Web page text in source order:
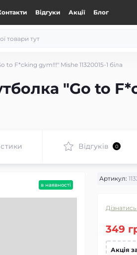
Відгуки Акції Блог
to F*cking gym!!!" Mishe 11320015-1 біла
"Go to
Відгуків 0
в наявності
Артикул:
349
Акція